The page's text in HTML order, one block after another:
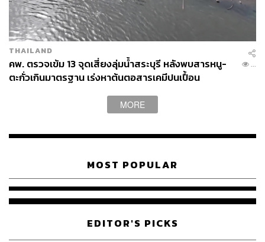
THAILAND
คพ. ตรวจเข้ม 13 จุดเสี่ยงลุ่มน้ำสระบุรี หลังพบสารหนู-
ตะกั่วเกินมาตรฐาน เร่งหาต้นตอสารเคมีปนเปื้อน
...
MORE
MOST POPULAR
EDITOR'S PICKS